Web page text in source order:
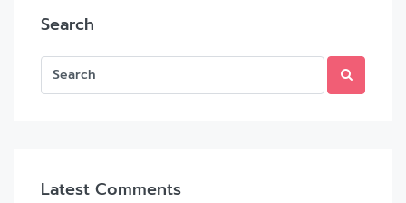
Search
Latest Comments